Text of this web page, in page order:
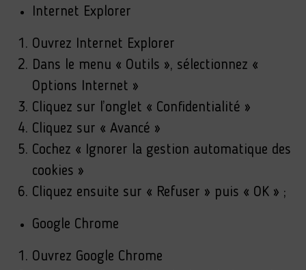
Internet Explorer
Ouvrez Internet Explorer
Dans le menu « Outils », sélectionnez «
Options Internet »
Cliquez sur l’onglet « Confidentialité »
Cliquez sur « Avancé »
Cochez « Ignorer la gestion automatique des
cookies »
Cliquez ensuite sur « Refuser » puis « OK » ;
Google Chrome
Ouvrez Google Chrome